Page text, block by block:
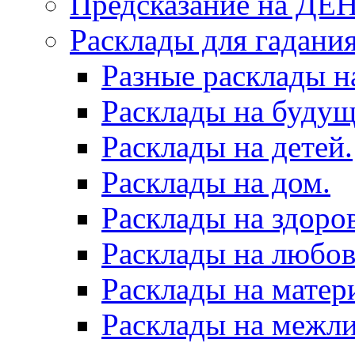
Расклады для
Разные расклады
Расклады на
Расклады на детей.
Расклады на дом.
Расклады на
Расклады на
Расклады на
Расклады на